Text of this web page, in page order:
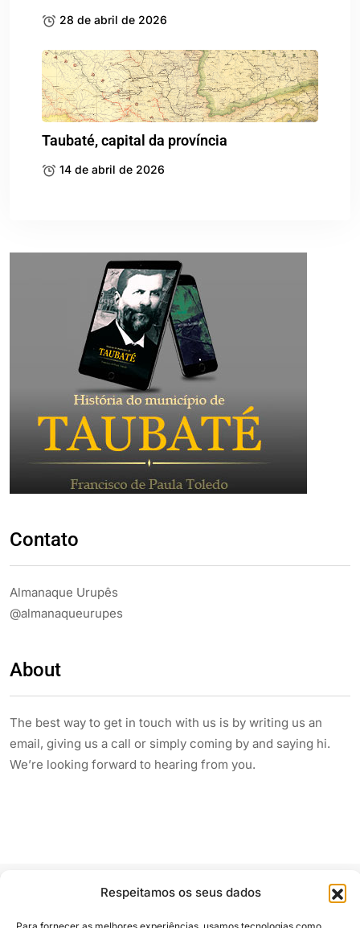
Respeitamos os seus dados
28 de abril de 2026
Taubaté, capital da província
14 de abril de 2026
Contato
Almanaque Urupês
@almanaqueurupes
About
The best way to get in touch with us is by writing us an
email, giving us a call or simply coming by and saying hi.
We’re looking forward to hearing from you.